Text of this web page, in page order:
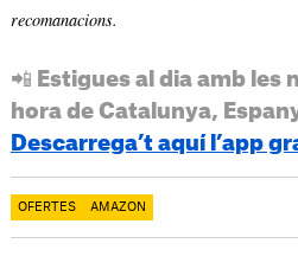
recomanacions.
📲 Estigues al dia amb les
hora de Catalunya,
Descarrega’t aquí l’app
OFERTES AMAZON